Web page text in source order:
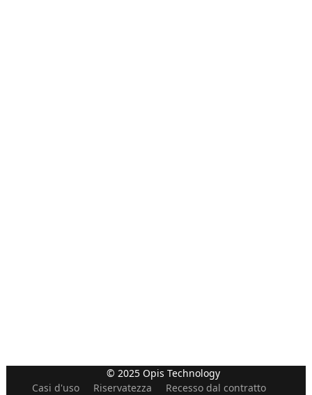
© 2025 Opis Technology
Casi d'uso
Riservatezza Recesso dal contratto